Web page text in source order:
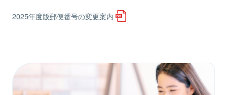
2025年度版郵便番号の変更案内